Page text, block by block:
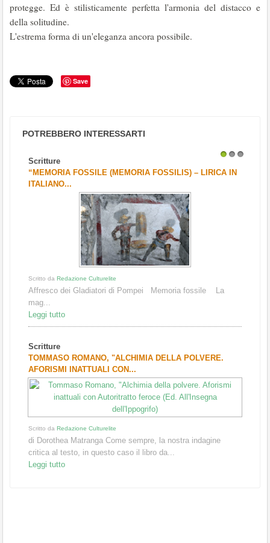
protegge. Ed è stilisticamente perfetta l'armonia del distacco e
della solitudine.
L'estrema forma di un'eleganza ancora possibile.
Save
POTREBBERO INTERESSARTI
Scritture
“MEMORIA FOSSILE (MEMORIA FOSSILIS) – LIRICA IN
ITALIANO...
Scritto da Redazione Culturelite
Affresco dei Gladiatori di Pompei Memoria fossile La
mag...
Leggi tutto
Scritture
TOMMASO ROMANO, "ALCHIMIA DELLA POLVERE.
AFORISMI INATTUALI CON...
Scritto da Redazione Culturelite
di Dorothea Matranga Come sempre, la nostra indagine
critica al testo, in questo caso il libro da...
Leggi tutto